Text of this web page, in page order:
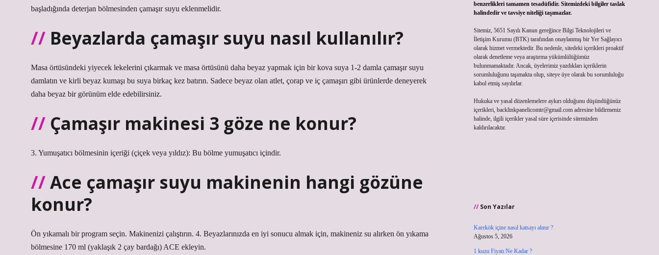
başladığında deterjan bölmesinden çamaşır suyu eklenmelidir.
Beyazlarda çamaşır suyu nasıl kullanılır?
Masa örtüsündeki yiyecek lekelerini çıkarmak ve masa örtüsünü daha beyaz yapmak için bir kova suya 1-2 damla çamaşır suyu
damlatın ve kirli beyaz kumaşı bu suya birkaç kez batırın. Sadece beyaz olan atlet, çorap ve iç çamaşırı gibi ürünlerde deneyerek
daha beyaz bir görünüm elde edebilirsiniz.
Çamaşır makinesi 3 göze ne konur?
3. Yumuşatıcı bölmesinin içeriği (çiçek veya yıldız): Bu bölme yumuşatıcı içindir.
Ace çamaşır suyu makinenin hangi gözüne
konur?
Ön yıkamalı bir program seçin. Makinenizi çalıştırın. 4. Beyazlarınızda en iyi sonucu almak için, makineniz su alırken ön yıkama
bölmesine 170 ml (yaklaşık 2 çay bardağı) ACE ekleyin.
benzerlikleri tamamen tesadüfidir. Sitemizdeki bilgiler taslak
halindedir ve tavsiye niteliği taşımazlar.
Sitemiz, 5651 Sayılı Kanun gereğince Bilgi Teknolojileri ve
İletişim Kurumu (BTK) tarafından onaylanmış bir Yer Sağlayıcı
olarak hizmet vermektedir. Bu nedenle, sitedeki içerikleri proaktif
olarak denetleme veya araştırma yükümlülüğümüz
bulunmamaktadır. Ancak, üyelerimiz yazdıkları içeriklerin
sorumluluğunu taşımakta olup, siteye üye olarak bu sorumluluğu
kabul etmiş sayılırlar.
Hukuka ve yasal düzenlemelere aykırı olduğunu düşündüğünüz
içerikleri, backlinkpanelicomtr@gmail.comadresine bildirmeniz
halinde, ilgili içerikler yasal süre içerisinde sitemizden
kaldırılacaktır.
Son Yazılar
Karekök içine nasıl katsayı alınır ?
Ağustos 5, 2026
1 kuzu Fiyatı Ne Kadar ?